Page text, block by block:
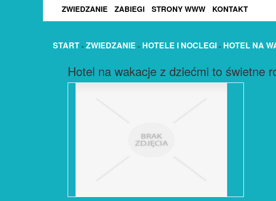
ZWIEDZANIE ZABIEGI STRONY WWW KONTAKT
START » ZWIEDZANIE » HOTELE I NOCLEGI » HOTEL NA
Hotel na wakacje z dziećmi to świetne